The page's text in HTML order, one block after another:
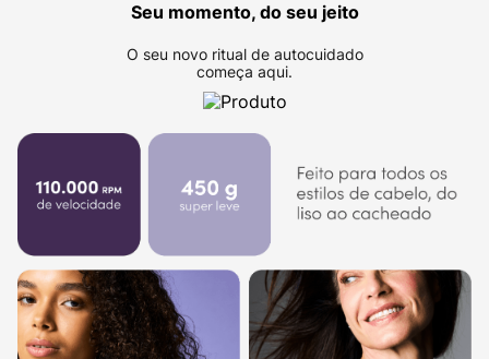
Seu momento, do seu jeito
O seu novo ritual de autocuidado
começa aqui.